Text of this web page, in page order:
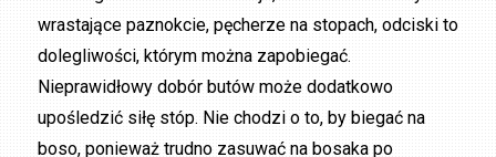
wrastające paznokcie, pęcherze na stopach, odciski to
dolegliwości, którym można zapobiegać.
Nieprawidłowy dobór butów może dodatkowo
upośledzić siłę stóp. Nie chodzi o to, by biegać na
boso, ponieważ trudno zasuwać na bosaka po